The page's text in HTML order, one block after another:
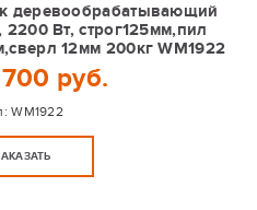
деревообрабатывающий
2200 Вт, строг125мм,пил
12мм 200кг WM1922
руб.
WM1922